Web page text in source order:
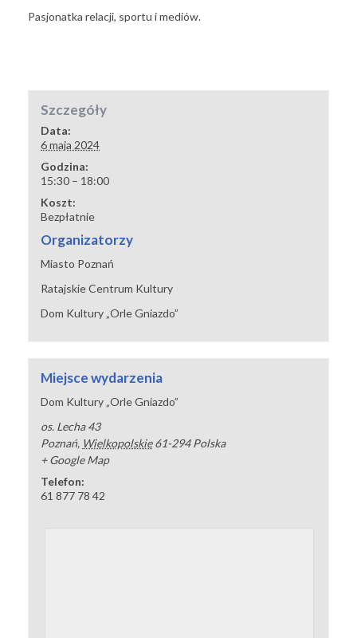
Pasjonatka relacji, sportu i mediów.
Szczegóły
Data:
6 maja 2024
Godzina:
15:30 – 18:00
Koszt:
Bezpłatnie
Organizatorzy
Miasto Poznań
Ratajskie Centrum Kultury
Dom Kultury „Orle Gniazdo”
Miejsce wydarzenia
Dom Kultury „Orle Gniazdo”
os. Lecha 43
Poznań, Wielkopolskie 61-294 Polska
+ Google Map
Telefon:
61 877 78 42